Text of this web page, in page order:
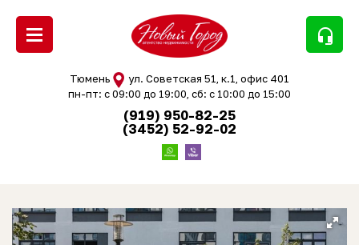
headset_mic
Тюмень
ул. Советская 51, к.1, офис 401
пн-пт: с 09:00 до 19:00, сб: с 10:00 до 15:00
(919) 950-82-25
(3452) 52-92-02